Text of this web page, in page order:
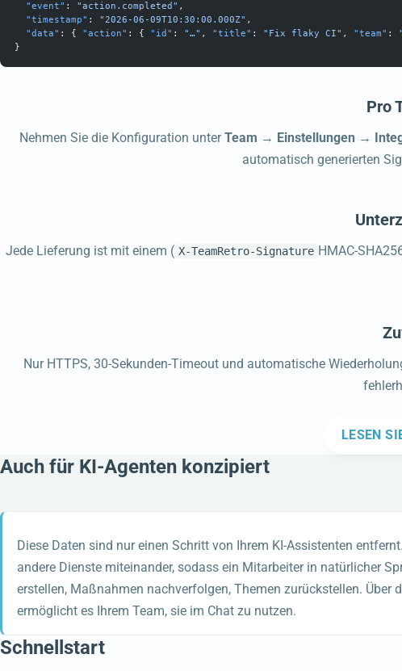
  "event"
: "action.completed" ,
  "timestamp"
: "2026-06-09T10:30:00.000Z" ,
  "data"
: { "action" : { "id" : "…" , "title" : "Fix flaky CI" , "team" :
}
Pro
Nehmen Sie die Konfiguration unterTeam → Einstellungen →
automatisch generierten
Jede Lieferung ist mit einem ( X-TeamRetro-Signature HMAC-
Nur HTTPS, 30-Sekunden-Timeout und automatische
LESEN
Auch für KI-Agenten konzipiert
Diese Daten sind nur einen Schritt von Ihrem KI-Assistenten
andere Dienste miteinander, sodass ein Mitarbeiter in natürlicher
erstellen, Maßnahmen nachverfolgen, Themen zurückstellen. Über
ermöglicht es Ihrem Team, sie im Chat zu nutzen.
Schnellstart